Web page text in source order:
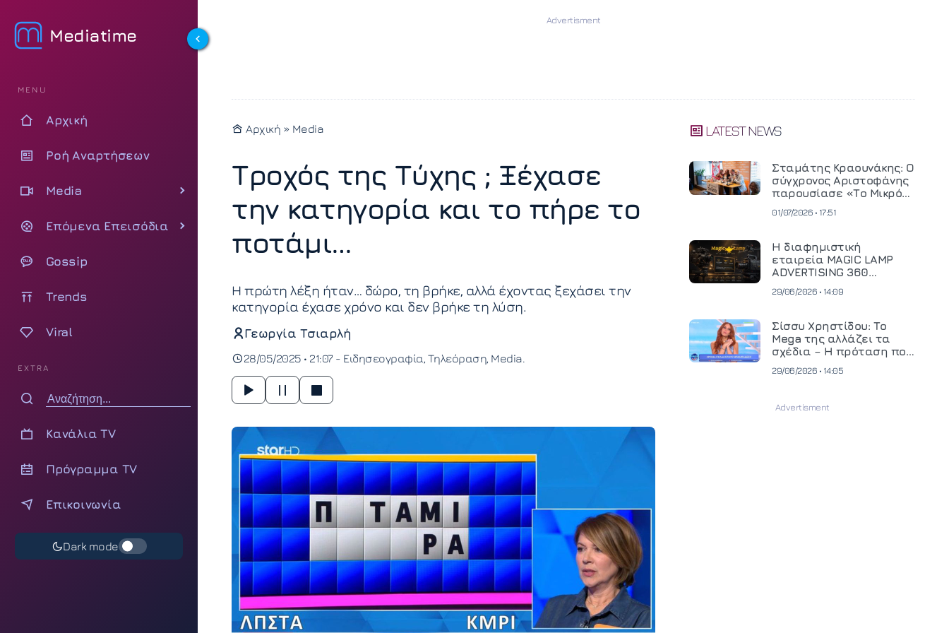
Mediatime
MENU
Αρχική
Ροή Αναρτήσεων
Media
Επόμενα Επεισόδια
Gossip
Trends
Viral
EXTRA
Κανάλια TV
Πρόγραμμα TV
Επικοινωνία
Dark mode
Αρχική » Media
Τροχός της Τύχης ; Ξέχασε
την κατηγορία και το πήρε το
ποτάμι…
Η πρώτη λέξη ήταν… δώρο, τη βρήκε, αλλά έχοντας ξεχάσει την
κατηγορία έχασε χρόνο και δεν βρήκε τη λύση.
Γεωργία Τσιαρλή
28/05/2025 • 21:07 - Ειδησεογραφία Τηλεόραση Media
LATEST NEWS
Σταμάτης Κραουνάκης: Ο
σύγχρονος Αριστοφάνης
παρουσίασε «Το Μικρό
01/07/2026 • 17:51
Η διαφημιστική
εταιρεία MAGIC LAMP
ADVERTISING 360
κινηματογραφική
και ανεβάζει τον πήχη
στην παραγωγή
οπτικοακουστικού
περιεχομένου
29/06/2026 • 14:09
Σίσσυ Χρηστίδου: Το
Mega της αλλάζει τα
σχέδια – Η πρόταση που
29/06/2026 • 14:05